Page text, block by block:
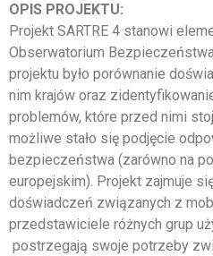
OPIS PROJEKTU:
Projekt SARTRE 4 stanowi
Obserwatorium
projektu było porównanie
nim krajów oraz
problemów, które przed nimi
możliwe stało się podjęcie
bezpieczeństwa (zarówno na
europejskim). Projekt zajmuje
doświadczeń związanych z
przedstawiciele różnych grup
postrzegają swoje potrzeby